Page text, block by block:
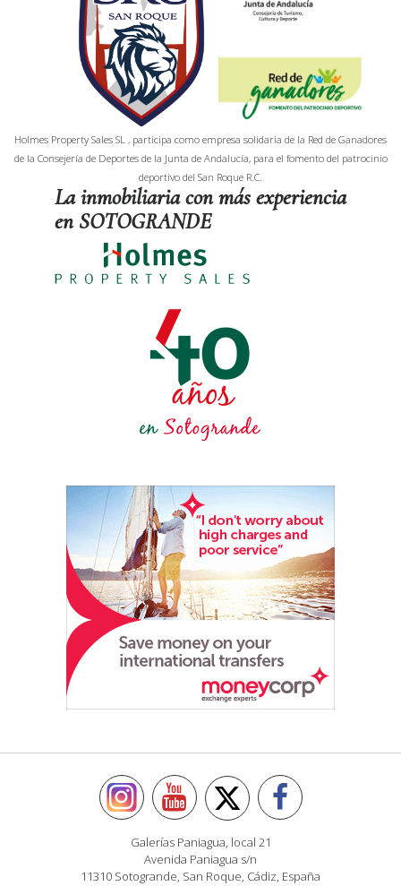
La inmobiliaria con más experiencia
en SOTOGRANDE
Holmes Property Sales SL , participa como empresa solidaria de la Red de Ganadores
de la Consejería de Deportes de la Junta de Andalucía, para el fomento del patrocinio
deportivo del San Roque R.C.
Galerías Paniagua, local 21
Avenida Paniagua s/n
11310 Sotogrande, San Roque, Cádiz, España